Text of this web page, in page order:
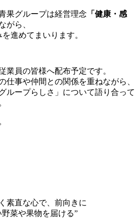
果グループは経営理念 「健康・感
がら、
進めてまいります。
業員の皆様へ配布予定です。
仕事や仲間との関係を重ねながら、
ループらしさ」について語り合って
。
素直な心で、前向きに
菜や果物を届ける”